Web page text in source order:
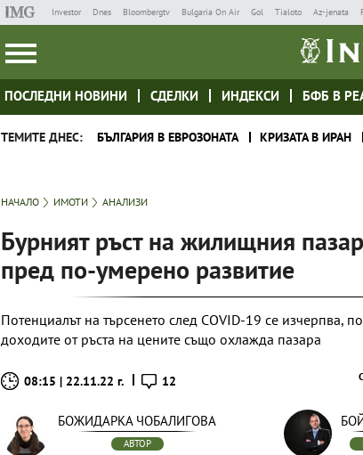
Investor Dnes Bloombergtv Bulgaria On Air Gol Tialoto Az-jenata
ПОСЛЕДНИ НОВИНИ СДЕЛКИ ИНДЕКСИ БФБ В
ТЕМИТЕ ДНЕС: БЪЛГАРИЯ В ЕВРОЗОНАТА КРИЗАТА В ИРАН
НАЧАЛО ИМОТИ АНАЛИЗИ
Бурният ръст на жилищния
пред по-умерено развитие
Потенциалът на търсенето след COVID-19 се изчерпва,
доходите от ръста на цените също охлажда пазара
08:15 | 22.11.22 г. 12
БОЖИДАРКА ЧОБАЛИГОВА
АВТОР